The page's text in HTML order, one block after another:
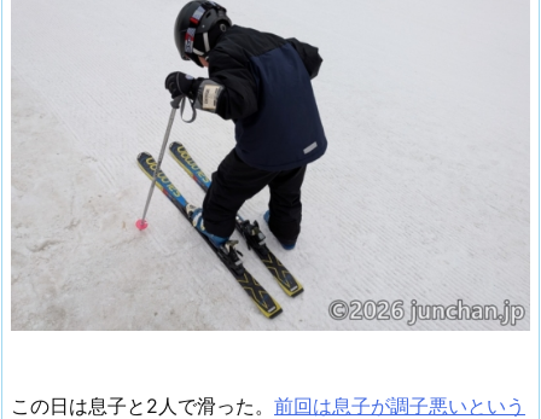
この日は息子と2人で滑った。 前回は息子が調子悪いという